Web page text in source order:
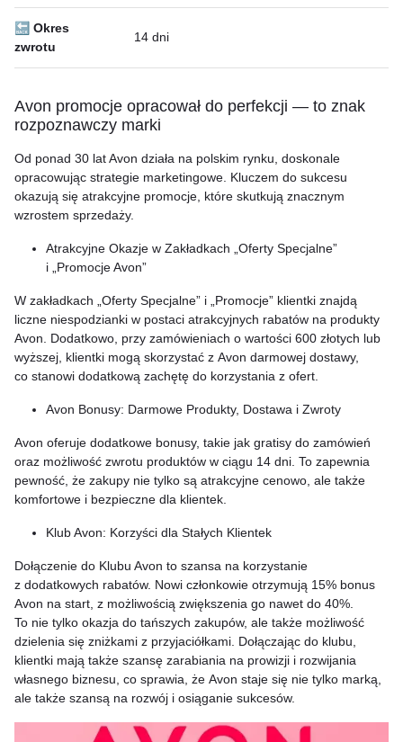
🔙 Okres
zwrotu
14 dni
Avon promocje opracował do perfekcji — to znak
rozpoznawczy marki
Od ponad 30 lat Avon działa na polskim rynku, doskonale
opracowując strategie marketingowe. Kluczem do sukcesu
okazują się atrakcyjne promocje, które skutkują znacznym
wzrostem sprzedaży.
Atrakcyjne Okazje w Zakładkach „Oferty Specjalne”
i „Promocje Avon”
W zakładkach „Oferty Specjalne” i „Promocje” klientki znajdą
liczne niespodzianki w postaci atrakcyjnych rabatów na produkty
Avon. Dodatkowo, przy zamówieniach o wartości 600 złotych lub
wyższej, klientki mogą skorzystać z Avon darmowej dostawy,
co stanowi dodatkową zachętę do korzystania z ofert.
Avon Bonusy: Darmowe Produkty, Dostawa i Zwroty
Avon oferuje dodatkowe bonusy, takie jak gratisy do zamówień
oraz możliwość zwrotu produktów w ciągu 14 dni. To zapewnia
pewność, że zakupy nie tylko są atrakcyjne cenowo, ale także
komfortowe i bezpieczne dla klientek.
Klub Avon: Korzyści dla Stałych Klientek
Dołączenie do Klubu Avon to szansa na korzystanie
z dodatkowych rabatów. Nowi członkowie otrzymują 15% bonus
Avon na start, z możliwością zwiększenia go nawet do 40%.
To nie tylko okazja do tańszych zakupów, ale także możliwość
dzielenia się zniżkami z przyjaciółkami. Dołączając do klubu,
klientki mają także szansę zarabiania na prowizji i rozwijania
własnego biznesu, co sprawia, że Avon staje się nie tylko marką,
ale także szansą na rozwój i osiąganie sukcesów.